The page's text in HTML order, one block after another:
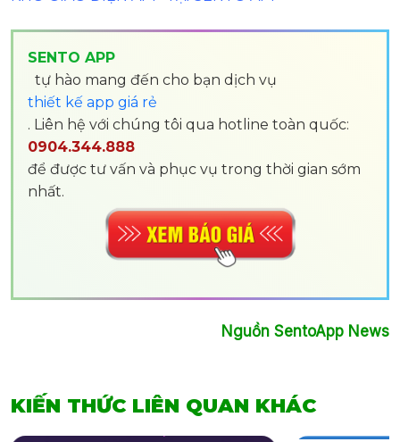
SENTO APP
tự hào mang đến cho bạn dịch vụ
thiết kế app giá rẻ
. Liên hệ với chúng tôi qua hotline toàn quốc:
0904.344.888
để được tư vấn và phục vụ trong thời gian sớm
nhất.
Nguồn SentoApp News
KIẾN THỨC LIÊN QUAN KHÁC